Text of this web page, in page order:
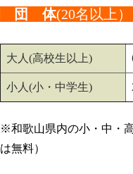
団 体(20名以上
大人(高校生以上)
小人(小・中学生)
※和歌山県内の小・中・
は無料）